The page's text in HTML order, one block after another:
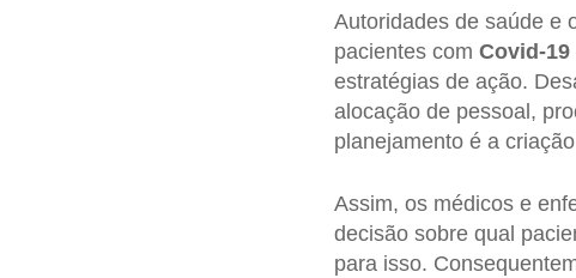
Autoridades de saúde e
pacientes com Covid-19
estratégias de ação.
alocação de pessoal,
planejamento é a
Assim, os médicos e
decisão sobre qual
para isso.